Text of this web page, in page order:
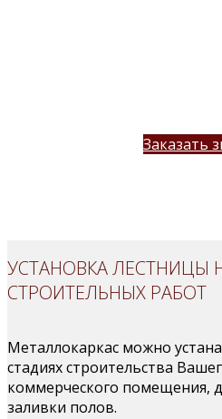
Заказать
УСТАНОВКА ЛЕСТНИЦЫ
СТРОИТЕЛЬНЫХ РАБОТ
Металлокаркас можно
стадиях строительства
коммерческого помещения,
заливки полов.